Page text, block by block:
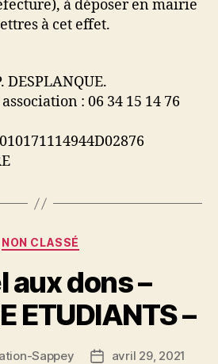
à déposer en mairie
à cet effet.
DESPLANQUE.
: 06 34 15 14 76
Catégories
NON CLASSÉ
aux dons –
ETUDIANTS –
Sappey
Dateavril 29, 2021